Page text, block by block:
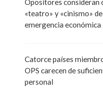
Opositores consideran
«teatro» y «cinismo»
emergencia económica
Catorce países
OPS carecen de
personal